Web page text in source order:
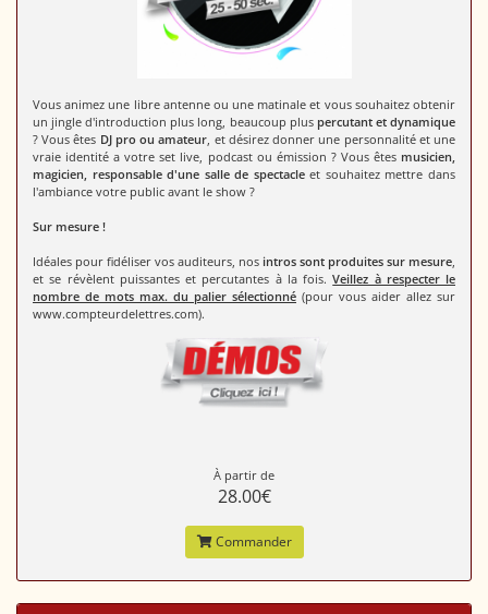
Vous animez une libre antenne ou une matinale et vous souhaitez obtenir
un jingle d'introduction plus long, beaucoup plus percutant et dynamique
? Vous êtes DJ pro ou amateur, et désirez donner une personnalité et une
vraie identité a votre set live, podcast ou émission ? Vous êtes musicien,
magicien, responsable d'une salle de spectacleet souhaitez mettre dans
l'ambiance votre public avant le show ?
Sur mesure !
Idéales pour fidéliser vos auditeurs, nos intros sont produites sur mesure,
et se révèlent puissantes et percutantes à la fois.Veillez à respecter le
nombre de mots max. du palier sélectionné (pour vous aider allez sur
www.compteurdelettres.com).
À partir de
28.00€
Commander